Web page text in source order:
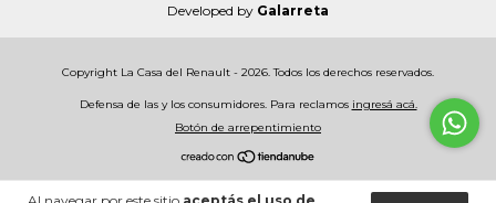
Developed by Galarreta
Copyright La Casa del Renault - 2026. Todos los derechos reservados.
Defensa de las y los consumidores. Para reclamos ingresá acá.
Botón de arrepentimiento